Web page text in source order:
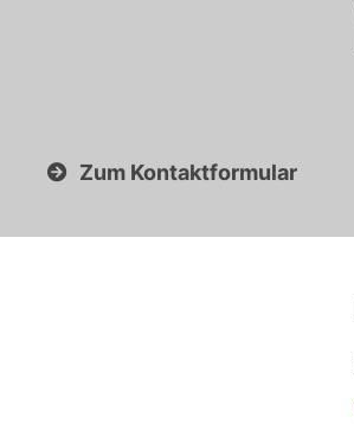
Zum Kontaktformular